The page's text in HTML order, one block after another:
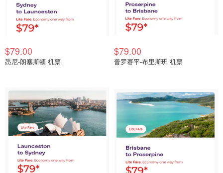
$79.00
悉尼-朗塞斯顿 机票
$79.00
普罗赛平-布里斯班 机票